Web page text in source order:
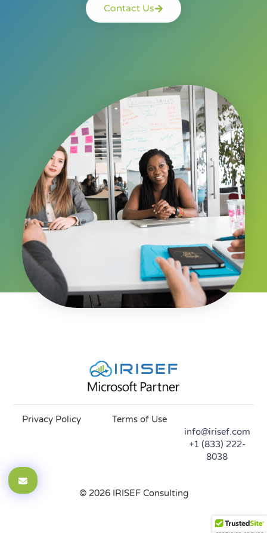
Contact Us
Privacy Policy
Terms of Use
info@irisef.com
+1 (833) 222-
8038
© 2026 IRISEF Consulting